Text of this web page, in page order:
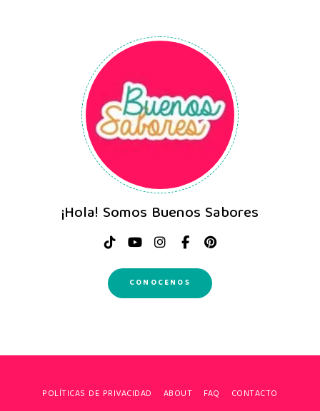
¡Hola! Somos Buenos Sabores
CONOCENOS
POLÍTICAS DE PRIVACIDAD ABOUT FAQ
CONTACTO